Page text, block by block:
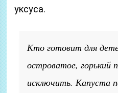
уксуса.
Кто готовит для
островатое, горький
исключить. Капуста